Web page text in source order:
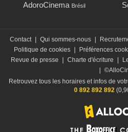
AdoroCinema Brésil
Contact Qui sommes-nous
Politique de cookies
Préférences
Revue de presse
Charte d'écriture
Retrouvez tous les horaires et infos de
0 892 892 892